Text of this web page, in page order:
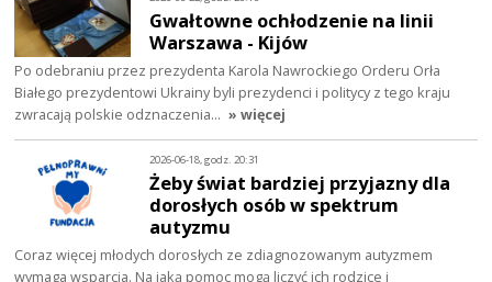
Gwałtowne ochłodzenie na linii
Warszawa - Kijów
Po odebraniu przez prezydenta Karola Nawrockiego Orderu Orła
Białego prezydentowi Ukrainy byli prezydenci i politycy z tego kraju
zwracają polskie odznaczenia… » więcej
2026-06-18, godz. 20:31
Żeby świat bardziej przyjazny dla
dorosłych osób w spektrum
autyzmu
Coraz więcej młodych dorosłych ze zdiagnozowanym autyzmem
wymaga wsparcia. Na jaką pomoc mogą liczyć ich rodzice i